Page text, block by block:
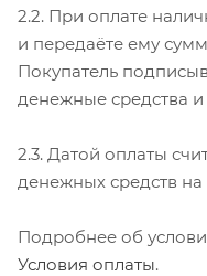
2.2. При оплате
и передаёте ему
Покупатель
денежные средства и
2.3. Датой оплаты
денежных средств
Подробнее об
Условия оплаты.